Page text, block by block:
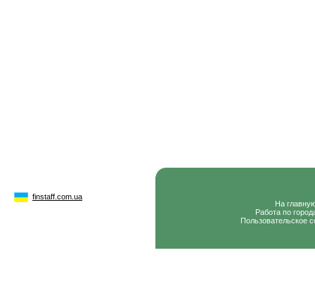
finstaff.com.ua
На
Работа по
Пользовательское